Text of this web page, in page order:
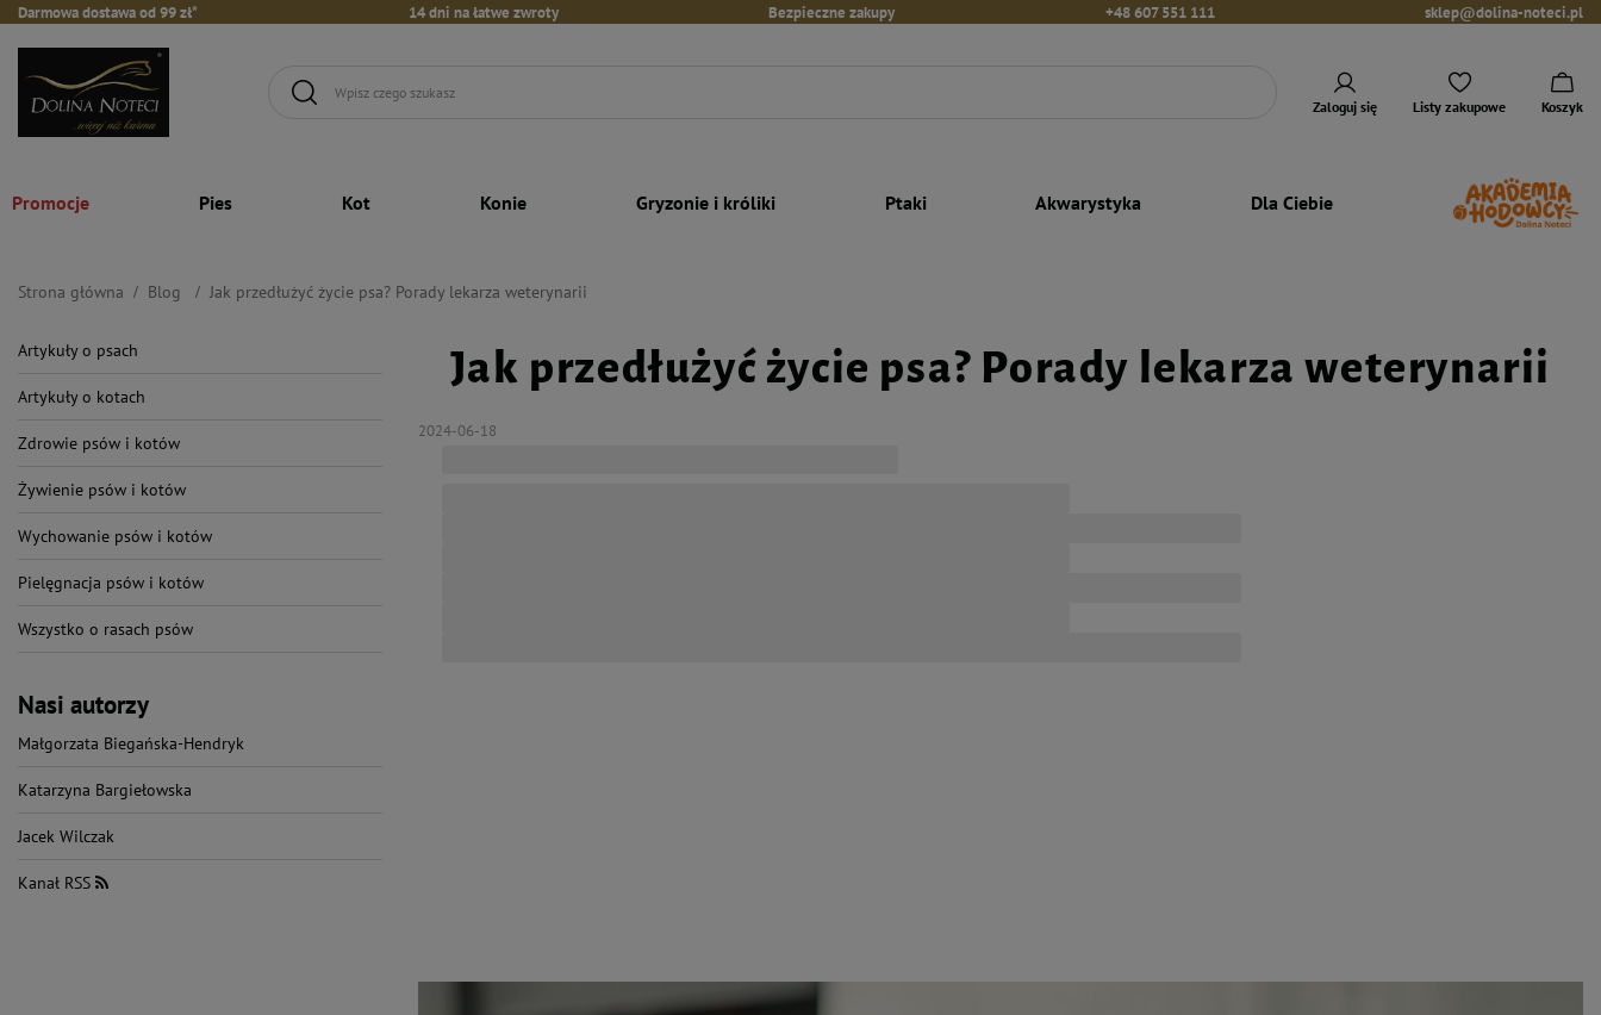
Darmowa dostawa od 99 zł* 14 dni na łatwe zwroty Bezpieczne zakupy +48 607 551 111 sklep@dolina-noteci.pl
Zaloguj się Listy zakupowe Koszyk
Promocje Pies Kot Konie Gryzonie i króliki Ptaki Akwarystyka Dla Ciebie
Strona główna Blog Jak przedłużyć życie psa? Porady lekarza weterynarii
Artykuły o psach
Artykuły o kotach
Zdrowie psów i kotów
Żywienie psów i kotów
Wychowanie psów i kotów
Pielęgnacja psów i kotów
Wszystko o rasach psów
Nasi autorzy
Małgorzata Biegańska-Hendryk
Katarzyna Bargiełowska
Jacek Wilczak
Kanał RSS
Jak przedłużyć życie psa? Porady lekarza weterynarii
2024-06-18